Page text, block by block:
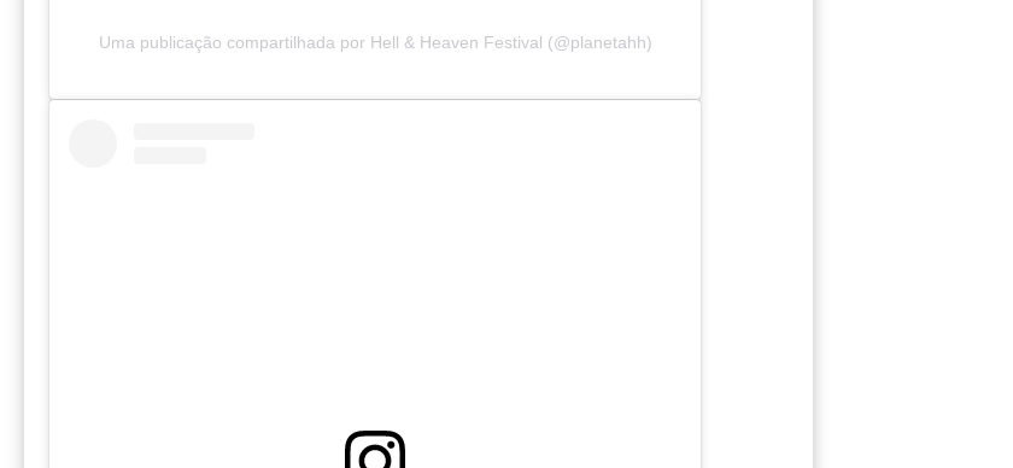
Uma publicação compartilhada por Hell & Heaven Festival (@planetahh)